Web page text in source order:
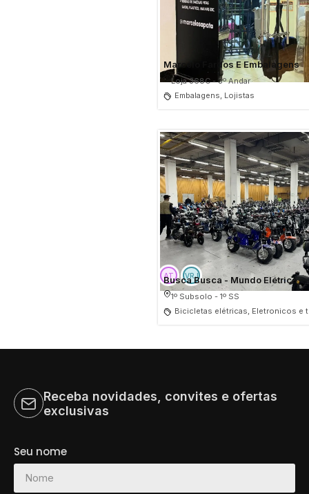
Marcelo Fardos E Embalagens
Loja 368C - 3º Andar
Embalagens, Lojistas
Busca Busca - Mundo Elétrica
1º Subsolo - 1º SS
Bicicletas elétricas, Eletronicos e
Receba novidades, convites e ofertas
exclusivas
Seu nome